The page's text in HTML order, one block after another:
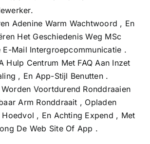
Adenine Warm Wachtwoord , En
Het Geschiedenis Weg MSc
E-Mail Intergroepcommunicatie .
Hulp Centrum Met FAQ Aan Inzet
, En App-Stijl Benutten .
Voortdurend Ronddraaien
Arm Ronddraait , Opladen
Hoedvol , En Achting Expend , Met
De Web Site Of App .